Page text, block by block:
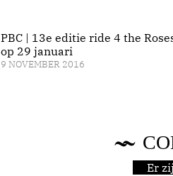
PBC | 13e editie ride 4 the
op 29 januari
9 NOVEMBER 2016
Er